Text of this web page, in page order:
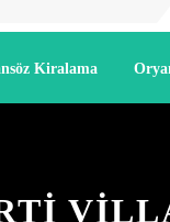
Kiralama